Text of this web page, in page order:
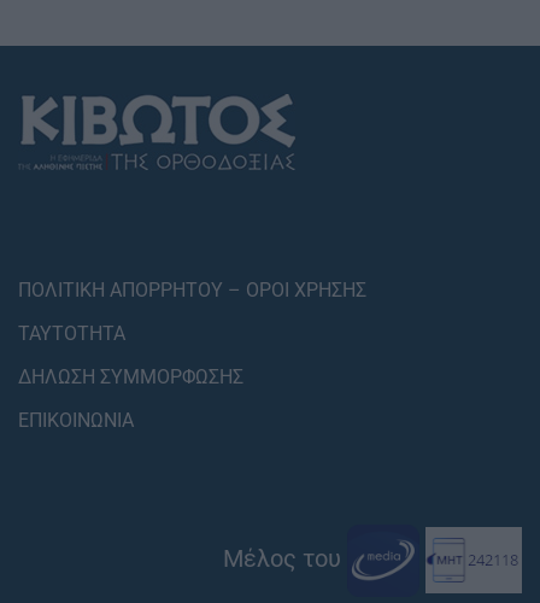
ΠΟΛΙΤΙΚΗ ΑΠΟΡΡΗΤΟΥ – ΟΡΟΙ ΧΡΗΣΗΣ
ΤΑΥΤΟΤΗΤΑ
ΔΗΛΩΣΗ ΣΥΜΜΟΡΦΩΣΗΣ
ΕΠΙΚΟΙΝΩΝΙΑ
Μέλος του